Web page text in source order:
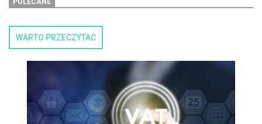
POLECANE
WARTO PRZECZYTAĆ